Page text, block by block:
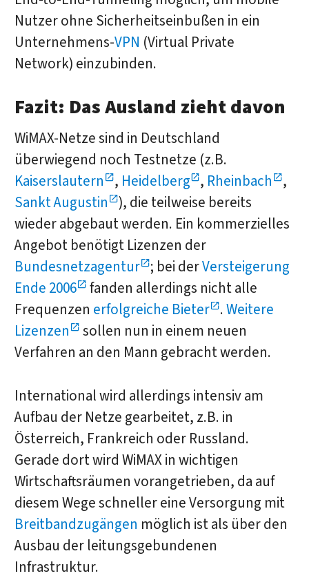
Nutzer ohne Sicherheitseinbußen in ein
Unternehmens-VPN (Virtual Private
Network) einzubinden.
Fazit: Das Ausland zieht davon
WiMAX-Netze sind in Deutschland
überwiegend noch Testnetze (z.B.
Kaiserslautern
, Heidelberg , Rheinbach
,
Sankt Augustin ), die teilweise bereits
wieder abgebaut werden. Ein kommerzielles
Angebot benötigt Lizenzen der
Bundesnetzagentur ; bei derVersteigerung
Ende 2006
fanden allerdings nicht alle
Frequenzen erfolgreiche Bieter .Weitere
Lizenzen
sollen nun in einem neuen
Verfahren an den Mann gebracht werden.
International wird allerdings intensiv am
Aufbau der Netze gearbeitet, z.B. in
Österreich, Frankreich oder Russland.
Gerade dort wird WiMAX in wichtigen
Wirtschaftsräumen vorangetrieben, da auf
diesem Wege schneller eine Versorgung mit
Breitbandzugängen möglich ist als über den
Ausbau der leitungsgebundenen
Infrastruktur.